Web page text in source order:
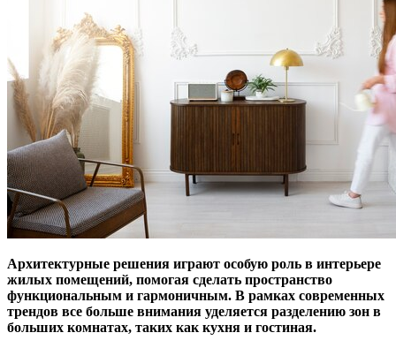
Архитектурные решения играют особую роль в интерьере
жилых помещений, помогая сделать пространство
функциональным и гармоничным. В рамках современных
трендов все больше внимания уделяется разделению зон в
больших комнатах, таких как кухня и гостиная.